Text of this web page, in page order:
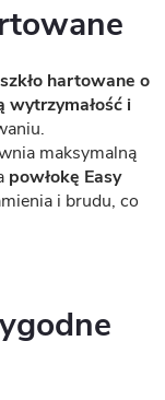
szkło hartowane o
wytrzymałość i
maksymalną
powłokę Easy
i brudu, co